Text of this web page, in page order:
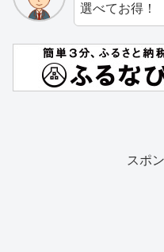
選べてお得！
スポ